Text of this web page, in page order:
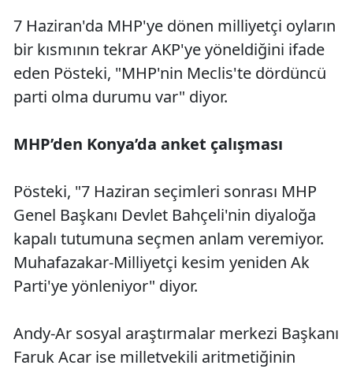
7 Haziran'da MHP'ye dönen milliyetçi oyların
bir kısmının tekrar AKP'ye yöneldiğini ifade
eden Pösteki, "MHP'nin Meclis'te dördüncü
parti olma durumu var" diyor.
MHP’den Konya’da anket çalışması
Pösteki, "7 Haziran seçimleri sonrası MHP
Genel Başkanı Devlet Bahçeli'nin diyaloğa
kapalı tutumuna seçmen anlam veremiyor.
Muhafazakar-Milliyetçi kesim yeniden Ak
Parti'ye yönleniyor" diyor.
Andy-Ar sosyal araştırmalar merkezi Başkanı
Faruk Acar ise milletvekili aritmetiğinin